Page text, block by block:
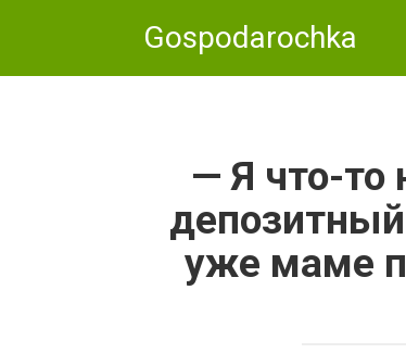
Gospodarochka
— Я что-то
уже маме